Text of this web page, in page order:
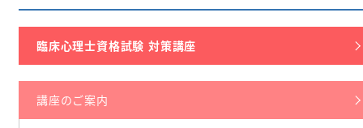
臨床心理士資格試験 対策講座
講座のご案内